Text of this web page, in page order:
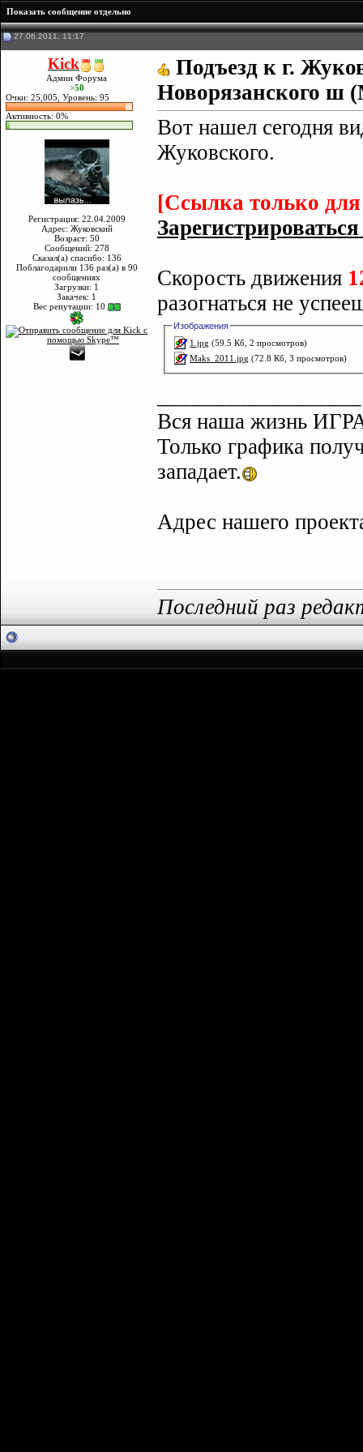
Показать сообщение отдельно
27.06.2011, 11:17
Kick
Админ Форума
>50
Очки: 25,005, Уровень: 95
Активность: 0%
Регистрация: 22.04.2009
Адрес: Жуковский
Возраст: 50
Сообщений: 278
Сказал(а) спасибо: 136
Поблагодарили 136 раз(а) в 90
сообщениях
Загрузки: 1
Закачек: 1
Вес репутации: 10
Подъезд к г.
Новорязанского ш
Вот нашел сегодня
Жуковского.
[Ссылка только для
Скорость движения
разогнаться не
Изображения
1.jpg (59.5 Кб, 2 просмотров)
Maks_2011.jpg (72.8 Кб, 3 просмотров)
Вся наша жизнь
Только графика
западает.
Адрес нашего
Последний раз